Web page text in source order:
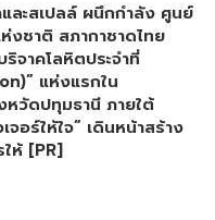
ละสเปลล์ ผนึกกำลัง ศูนย์
งชาติ สภากาชาดไทย
จาคโลหิตประจำที่
แห่งแรกใน
หวัดปทุมธานี ภายใต้
จอร์ให้ใจ” เดินหน้าสร้าง
ห้ [PR]